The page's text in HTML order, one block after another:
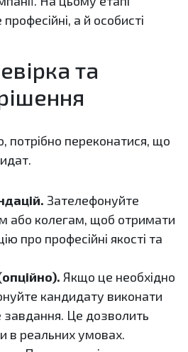
а й особисті
та
потрібно переконатися, що
Зателефонуйте
або колегам, щоб отримати
про професійні якості та
Якщо це необхідно
кандидату виконати
завдання. Це дозволить
в реальних умовах.